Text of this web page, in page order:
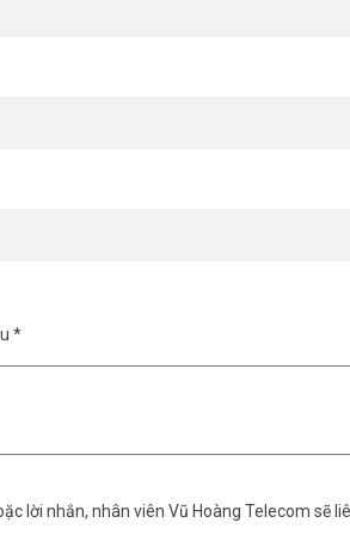
đầu ghi Hikvision DS-7604NXI-K1/4P với
*
lời nhắn, nhân viên Vũ Hoàng Telecom sẽ